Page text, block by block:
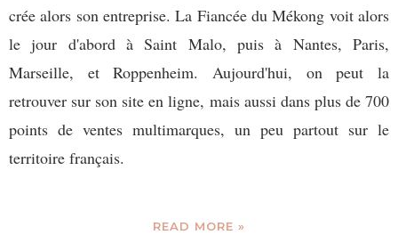
crée alors son entreprise. La Fiancée du Mékong voit alors
le jour d'abord à Saint Malo, puis à Nantes, Paris,
Marseille, et Roppenheim. Aujourd'hui, on peut la
retrouver sur son site en ligne, mais aussi dans plus de 700
points de ventes multimarques, un peu partout sur le
territoire français.
READ MORE »